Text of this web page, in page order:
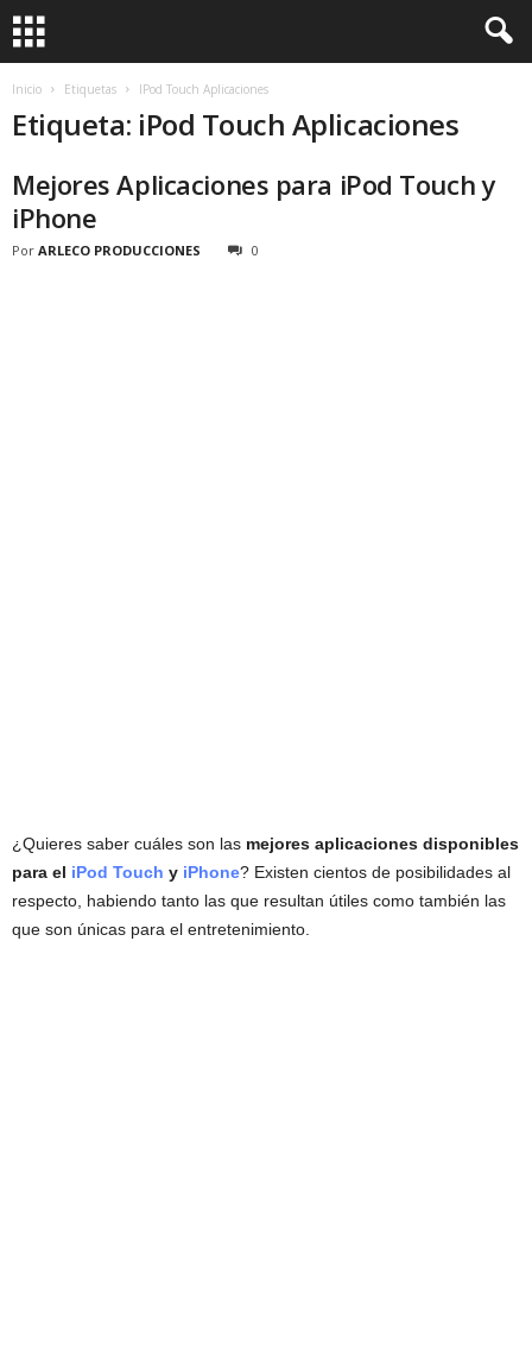
Inicio Etiquetas IPod Touch Aplicaciones
Etiqueta: iPod Touch Aplicaciones
Mejores Aplicaciones para iPod Touch y
iPhone
Por ARLECO PRODUCCIONES 0
¿Quieres saber cuáles son las mejores aplicaciones disponibles
para el iPod Touch y iPhone? Existen cientos de posibilidades al
respecto, habiendo tanto las que resultan útiles como también las
que son únicas para el entretenimiento.